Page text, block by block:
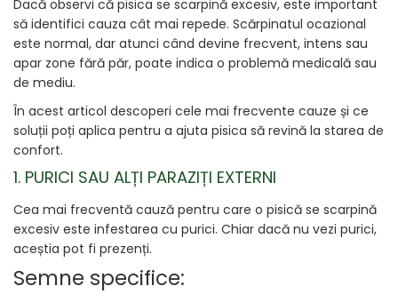
Dacă observi că pisica se scarpină excesiv, este important
să identifici cauza cât mai repede. Scărpinatul ocazional
este normal, dar atunci când devine frecvent, intens sau
apar zone fără păr, poate indica o problemă medicală sau
de mediu.
În acest articol descoperi cele mai frecvente cauze și ce
soluții poți aplica pentru a ajuta pisica să revină la starea de
confort.
1. PURICI SAU ALȚI PARAZIȚI EXTERNI
Cea mai frecventă cauză pentru care o pisică se scarpină
excesiv este infestarea cu purici. Chiar dacă nu vezi purici,
aceștia pot fi prezenți.
Semne specifice: